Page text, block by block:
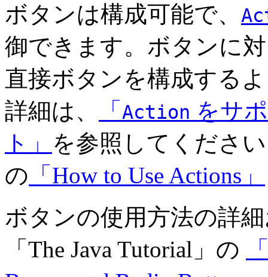
ボタンは構成可能で、
御できます。ボタンに
直接ボタンを構成する
詳細は、
「 Action をサ
ト」 を参照してくださ
の 「How to Use Actions」
ボタンの使用方法の詳
「The Java Tutorial」の